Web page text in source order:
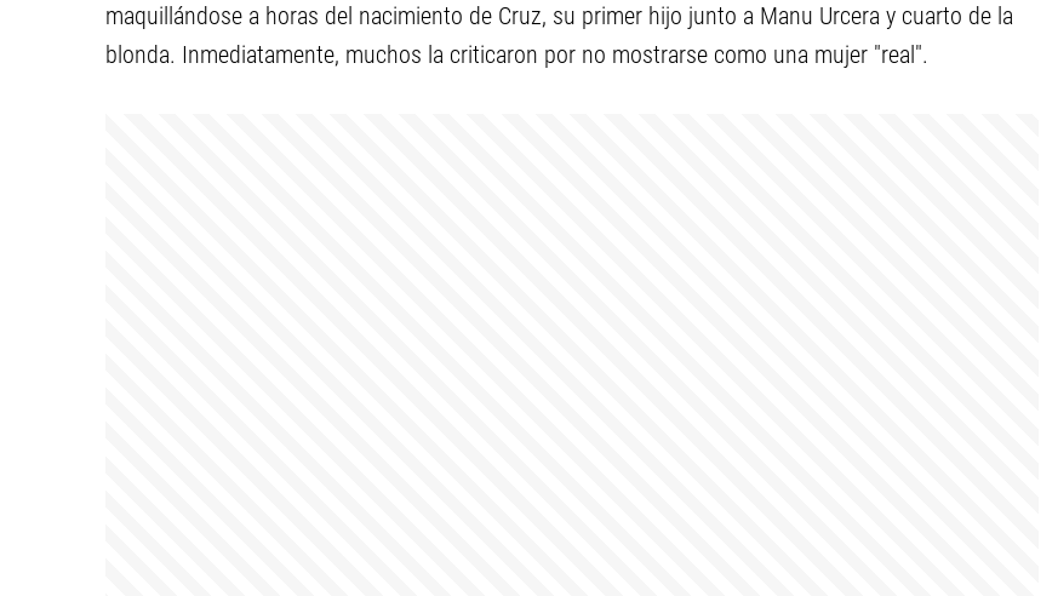
maquillándose a horas del nacimiento de Cruz, su primer hijo junto a Manu Urcera y cuarto de la
blonda. Inmediatamente, muchos la criticaron por no mostrarse como una mujer "real".